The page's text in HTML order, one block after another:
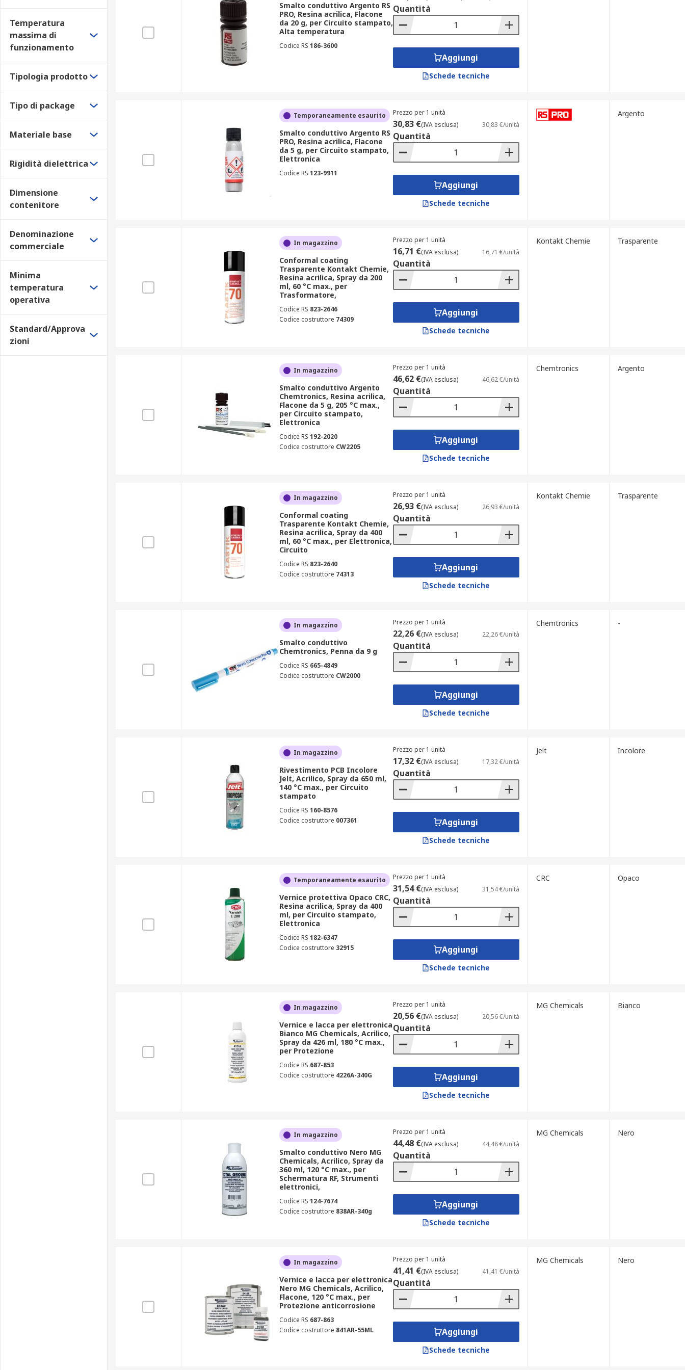
Temperatura
massima di
funzionamento
Tipologia prodotto
Tipo di package
Materiale base
Rigidità dielettrica
Dimensione
contenitore
Denominazione
commerciale
Minima
temperatura
operativa
Standard/Approva
zioni
Smalto conduttivo Argento RS
PRO, Resina acrilica, Flacone
da 20 g, per Circuito stampato,
Alta temperatura
Codice RS 186-3600
Quantità
Aggiungi
Schede tecniche
Temporaneamente esaurito
Smalto conduttivo Argento RS
PRO, Resina acrilica, Flacone
da 5 g, per Circuito stampato,
Elettronica
Codice RS 123-9911
Prezzo per 1 unità
30,83 €(IVA esclusa) 30,83 €/unità
Quantità
Aggiungi
Schede tecniche
Argento
In magazzino
Conformal coating
Trasparente Kontakt Chemie,
Resina acrilica, Spray da 200
ml, 60 °C max., per
Trasformatore,
Codice RS 823-2646
Codice costruttore 74309
Prezzo per 1 unità
16,71 €(IVA esclusa) 16,71 €/unità
Quantità
Aggiungi
Schede tecniche
Kontakt Chemie Trasparente
In magazzino
Smalto conduttivo Argento
Chemtronics, Resina acrilica,
Flacone da 5 g, 205 °C max.,
per Circuito stampato,
Elettronica
Codice RS 192-2020
Codice costruttore CW2205
Prezzo per 1 unità
46,62 €(IVA esclusa) 46,62 €/unità
Quantità
Aggiungi
Schede tecniche
Chemtronics Argento
In magazzino
Conformal coating
Trasparente Kontakt Chemie,
Resina acrilica, Spray da 400
ml, 60 °C max., per Elettronica,
Circuito
Codice RS 823-2640
Codice costruttore 74313
Prezzo per 1 unità
26,93 €(IVA esclusa) 26,93 €/unità
Quantità
Aggiungi
Schede tecniche
Kontakt Chemie Trasparente
In magazzino
Smalto conduttivo
Chemtronics, Penna da 9 g
Codice RS 665-4849
Codice costruttore CW2000
Prezzo per 1 unità
22,26 €(IVA esclusa) 22,26 €/unità
Quantità
Aggiungi
Schede tecniche
Chemtronics -
In magazzino
Rivestimento PCB Incolore
Jelt, Acrilico, Spray da 650 ml,
140 °C max., per Circuito
stampato
Codice RS 160-8576
Codice costruttore 007361
Prezzo per 1 unità
17,32 €(IVA esclusa) 17,32 €/unità
Quantità
Aggiungi
Schede tecniche
Jelt Incolore
Temporaneamente esaurito
Vernice protettiva Opaco CRC,
Resina acrilica, Spray da 400
ml, per Circuito stampato,
Elettronica
Codice RS 182-6347
Codice costruttore 32915
Prezzo per 1 unità
31,54 €(IVA esclusa) 31,54 €/unità
Quantità
Aggiungi
Schede tecniche
CRC Opaco
In magazzino
Vernice e lacca per elettronica
Bianco MG Chemicals, Acrilico,
Spray da 426 ml, 180 °C max.,
per Protezione
Codice RS 687-853
Codice costruttore 4226A-340G
Prezzo per 1 unità
20,56 €(IVA esclusa) 20,56 €/unità
Quantità
Aggiungi
Schede tecniche
MG Chemicals Bianco
In magazzino
Smalto conduttivo Nero MG
Chemicals, Acrilico, Spray da
360 ml, 120 °C max., per
Schermatura RF, Strumenti
elettronici,
Codice RS 124-7674
Codice costruttore 838AR-340g
Prezzo per 1 unità
44,48 €(IVA esclusa) 44,48 €/unità
Quantità
Aggiungi
Schede tecniche
MG Chemicals Nero
In magazzino
Vernice e lacca per elettronica
Nero MG Chemicals, Acrilico,
Flacone, 120 °C max., per
Protezione anticorrosione
Codice RS 687-863
Codice costruttore 841AR-55ML
Prezzo per 1 unità
41,41 €(IVA esclusa) 41,41 €/unità
Quantità
Aggiungi
Schede tecniche
MG Chemicals Nero